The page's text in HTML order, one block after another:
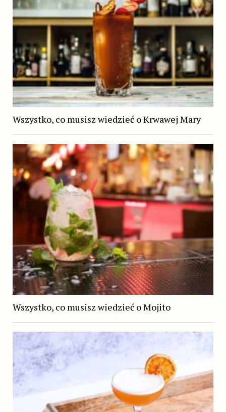
Wszystko, co musisz wiedzieć o Krwawej Mary
Wszystko, co musisz wiedzieć o Mojito